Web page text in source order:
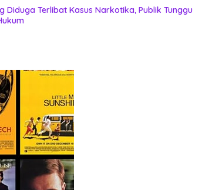
Diduga Terlibat Kasus Narkotika, Publik Tunggu